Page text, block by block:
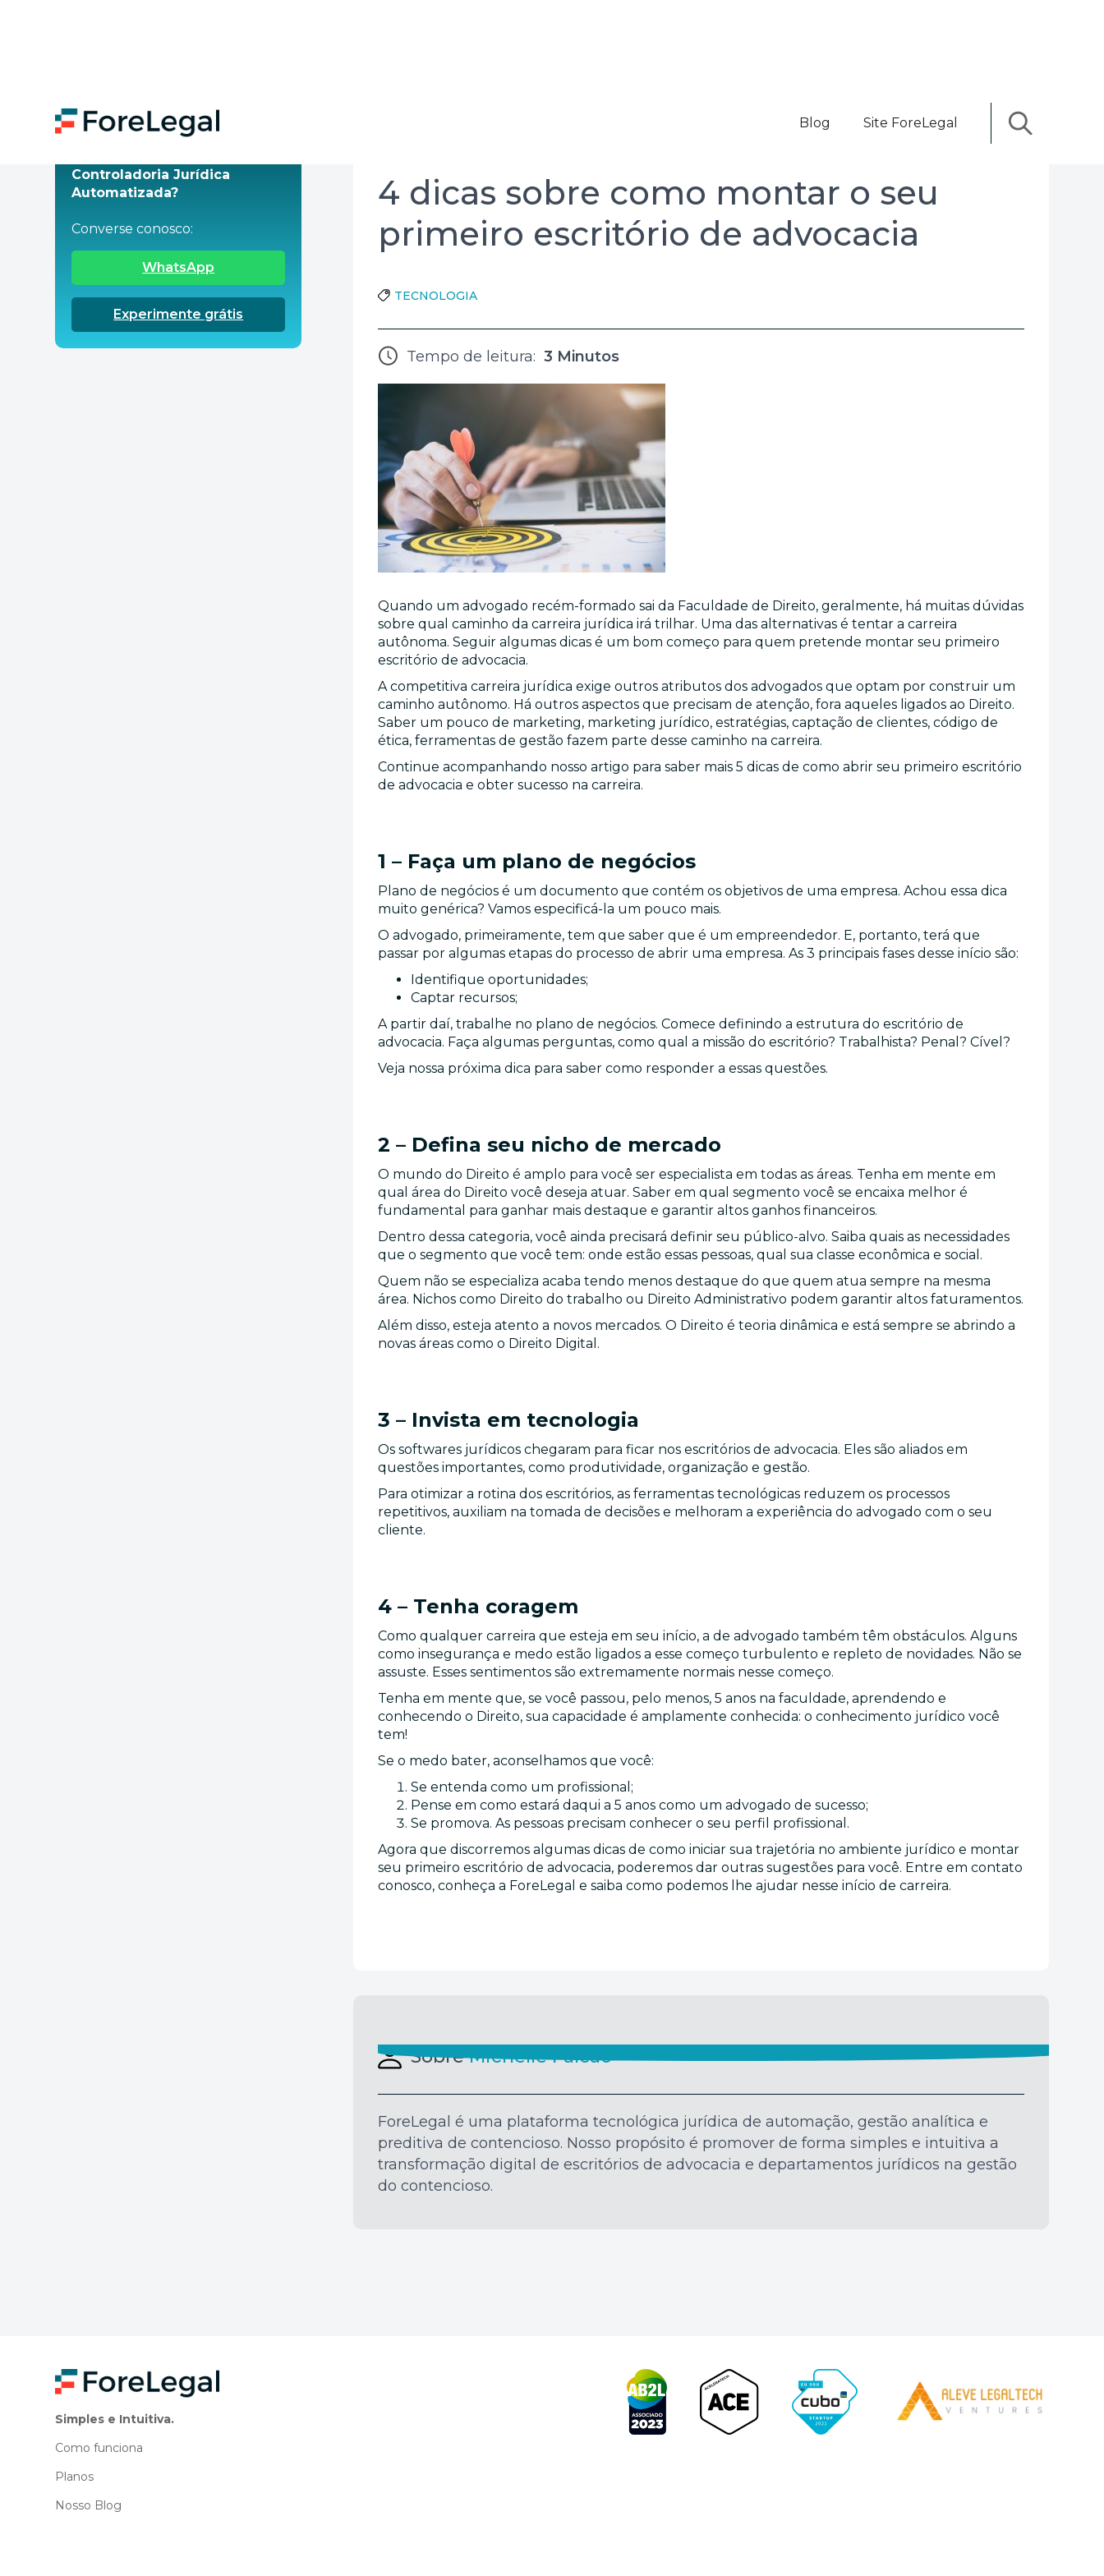
Blog Site ForeLegal
Controladoria Jurídica
Automatizada?
Converse conosco:
WhatsApp
Experimente grátis
4 dicas sobre como montar o seu
primeiro escritório de advocacia
TECNOLOGIA
Tempo de leitura: 3 Minutos
Quando um advogado recém-formado sai da Faculdade de Direito, geralmente, há muitas dúvidas
sobre qual caminho da carreira jurídica irá trilhar. Uma das alternativas é tentar a carreira
autônoma. Seguir algumas dicas é um bom começo para quem pretende montar seu primeiro
escritório de advocacia.
A competitiva carreira jurídica exige outros atributos dos advogados que optam por construir um
caminho autônomo. Há outros aspectos que precisam de atenção, fora aqueles ligados ao Direito.
Saber um pouco de marketing, marketing jurídico, estratégias, captação de clientes, código de
ética, ferramentas de gestão fazem parte desse caminho na carreira.
Continue acompanhando nosso artigo para saber mais 5 dicas de como abrir seu primeiro escritório
de advocacia e obter sucesso na carreira.
1 – Faça um plano de negócios
Plano de negócios é um documento que contém os objetivos de uma empresa. Achou essa dica
muito genérica? Vamos especificá-la um pouco mais.
O advogado, primeiramente, tem que saber que é um empreendedor. E, portanto, terá que
passar por algumas etapas do processo de abrir uma empresa. As 3 principais fases desse início são:
Identifique oportunidades;
Captar recursos;
A partir daí, trabalhe no plano de negócios. Comece definindo a estrutura do escritório de
advocacia. Faça algumas perguntas, como qual a missão do escritório? Trabalhista? Penal? Cível?
Veja nossa próxima dica para saber como responder a essas questões.
2 – Defina seu nicho de mercado
O mundo do Direito é amplo para você ser especialista em todas as áreas. Tenha em mente em
qual área do Direito você deseja atuar. Saber em qual segmento você se encaixa melhor é
fundamental para ganhar mais destaque e garantir altos ganhos financeiros.
Dentro dessa categoria, você ainda precisará definir seu público-alvo. Saiba quais as necessidades
que o segmento que você tem: onde estão essas pessoas, qual sua classe econômica e social.
Quem não se especializa acaba tendo menos destaque do que quem atua sempre na mesma
área. Nichos como Direito do trabalho ou Direito Administrativo podem garantir altos faturamentos.
Além disso, esteja atento a novos mercados. O Direito é teoria dinâmica e está sempre se abrindo a
novas áreas como o Direito Digital.
3 – Invista em tecnologia
Os softwares jurídicos chegaram para ficar nos escritórios de advocacia. Eles são aliados em
questões importantes, como produtividade, organização e gestão.
Para otimizar a rotina dos escritórios, as ferramentas tecnológicas reduzem os processos
repetitivos, auxiliam na tomada de decisões e melhoram a experiência do advogado com o seu
cliente.
4 – Tenha coragem
Como qualquer carreira que esteja em seu início, a de advogado também têm obstáculos. Alguns
como insegurança e medo estão ligados a esse começo turbulento e repleto de novidades. Não se
assuste. Esses sentimentos são extremamente normais nesse começo.
Tenha em mente que, se você passou, pelo menos, 5 anos na faculdade, aprendendo e
conhecendo o Direito, sua capacidade é amplamente conhecida: o conhecimento jurídico você
tem!
Se o medo bater, aconselhamos que você:
Se entenda como um profissional;
Pense em como estará daqui a 5 anos como um advogado de sucesso;
Se promova. As pessoas precisam conhecer o seu perfil profissional.
Agora que discorremos algumas dicas de como iniciar sua trajetória no ambiente jurídico e montar
seu primeiro escritório de advocacia, poderemos dar outras sugestões para você. Entre em contato
conosco, conheça a ForeLegal e saiba como podemos lhe ajudar nesse início de carreira.
Sobre Michelle Falcão
ForeLegal é uma plataforma tecnológica jurídica de automação, gestão analítica e
preditiva de contencioso. Nosso propósito é promover de forma simples e intuitiva a
transformação digital de escritórios de advocacia e departamentos jurídicos na gestão
do contencioso.
Simples e Intuitiva.
Como funciona
Planos
Nosso Blog